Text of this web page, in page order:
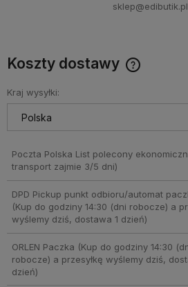
sklep@edibutik.pl
Koszty dostawy
Kraj wysyłki:
Poczta Polska List polecony
transport zajmie 3/5 dni)
DPD Pickup punkt odbioru/automat
(Kup do godziny 14:30 (dni robocze) a
wyślemy dziś, dostawa 1 dzień)
ORLEN Paczka (Kup do godziny 14:30
robocze) a przesyłkę wyślemy dziś,
dzień)